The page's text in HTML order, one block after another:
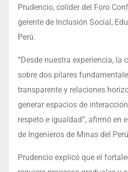
Prudencio, colíder del Foro
gerente de Inclusión Social,
Perú.
“Desde nuestra experiencia, la
sobre dos pilares
transparente y relaciones
generar espacios de
respeto e igualdad”, afirmó en
de Ingenieros de Minas del
Prudencio explicó que el